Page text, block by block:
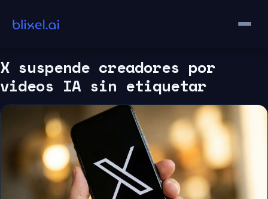
contenido
X suspende creadores por
videos IA sin etiquetar